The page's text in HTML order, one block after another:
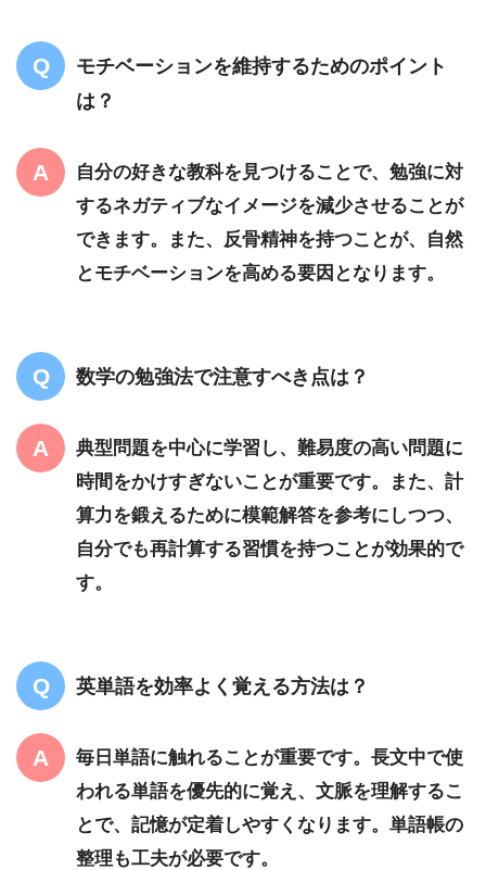
モチベーションを維持するためのポイント
は？
自分の好きな教科を見つけることで、勉強に対
するネガティブなイメージを減少させることが
できます。また、反骨精神を持つことが、自然
とモチベーションを高める要因となります。
数学の勉強法で注意すべき点は？
典型問題を中心に学習し、難易度の高い問題に
時間をかけすぎないことが重要です。また、計
算力を鍛えるために模範解答を参考にしつつ、
自分でも再計算する習慣を持つことが効果的で
す。
英単語を効率よく覚える方法は？
毎日単語に触れることが重要です。長文中で使
われる単語を優先的に覚え、文脈を理解するこ
とで、記憶が定着しやすくなります。単語帳の
整理も工夫が必要です。